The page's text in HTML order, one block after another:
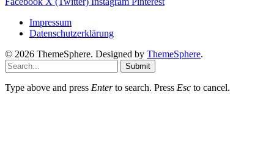
Impressum
Datenschutzerklärung
© 2026 ThemeSphere. Designed by ThemeSphere.
Submit
Type above and press Enterto search. Press Esc to cancel.